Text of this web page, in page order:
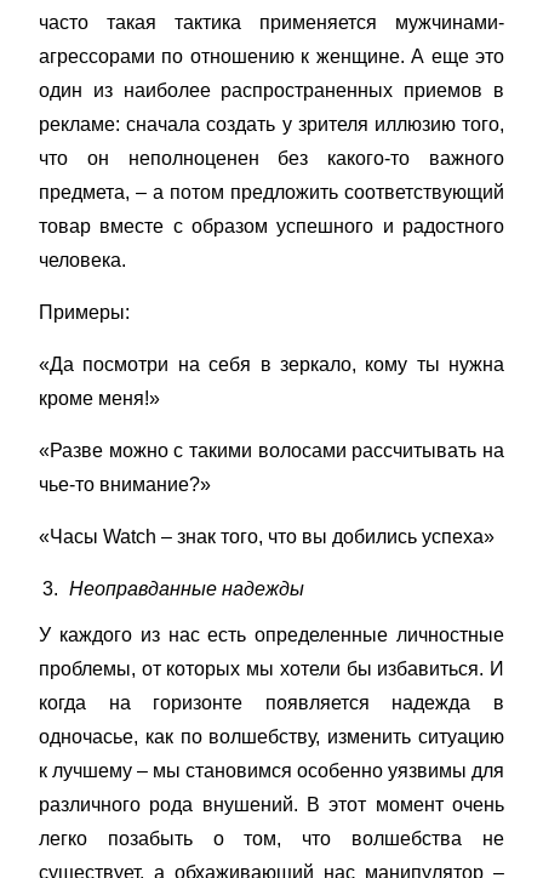
часто такая тактика применяется мужчинами-
агрессорами по отношению к женщине. А еще это
один из наиболее распространенных приемов в
рекламе: сначала создать у зрителя иллюзию того,
что он неполноценен без какого-то важного
предмета, – а потом предложить соответствующий
товар вместе с образом успешного и радостного
человека.
Примеры:
«Да посмотри на себя в зеркало, кому ты нужна
кроме меня!»
«Разве можно с такими волосами рассчитывать на
чье-то внимание?»
«Часы Watch – знак того, что вы добились успеха»
Неоправданные надежды
У каждого из нас есть определенные личностные
проблемы, от которых мы хотели бы избавиться. И
когда на горизонте появляется надежда в
одночасье, как по волшебству, изменить ситуацию
к лучшему – мы становимся особенно уязвимы для
различного рода внушений. В этот момент очень
легко позабыть о том, что волшебства не
существует, а обхаживающий нас манипулятор –